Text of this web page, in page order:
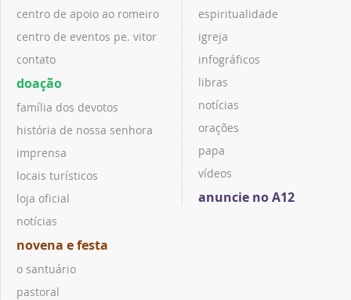
centro de apoio ao romeiro
centro de eventos pe. vitor
contato
doação
família dos devotos
história de nossa senhora
imprensa
locais turísticos
loja oficial
notícias
novena e festa
o santuário
pastoral
espiritualidade
igreja
infográficos
libras
notícias
orações
papa
vídeos
anuncie no A12